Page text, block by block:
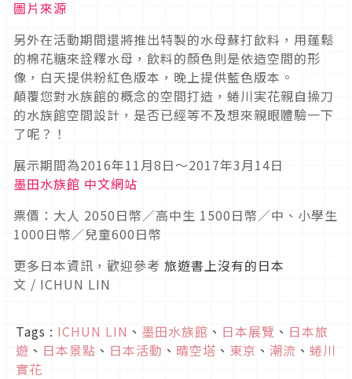
圖片來源
另外在活動期間還將推出特製的水母蘇打飲料，用蓬鬆
的棉花糖來詮釋水母，飲料的顏色則是依造空間的形
像，白天提供粉紅色版本，晚上提供藍色版本。
顛覆您對水族館的概念的空間打造，蜷川実花親自操刀
的水族館空間設計，是否已經等不及想來親眼體驗一下
了呢？！
展示期間為2016年11月8日～2017年3月14日
墨田水族館 中文網站
票價：大人 2050日幣／高中生 1500日幣／中、小學生
1000日幣／兒童600日幣
更多日本資訊，歡迎參考 旅遊書上沒有的日本
文 / ICHUN LIN
Tags : ICHUN LIN 、 墨田水族館 、 日本展覽 、 日本旅
遊 、 日本景點 、 日本活動 、 晴空塔 、 東京 、 潮流 、 蜷川
實花